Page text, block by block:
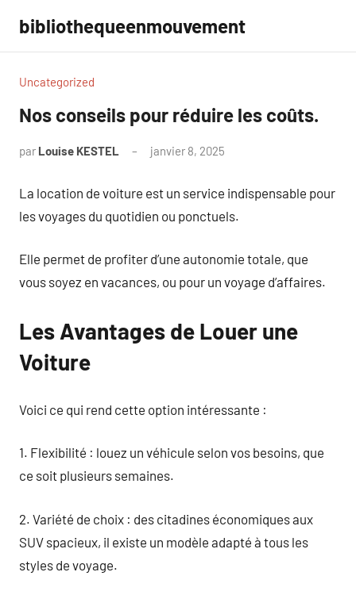
contenu
bibliothequeenmouvement
Uncategorized
Nos conseils pour réduire les coûts.
par Louise KESTEL janvier 8, 2025
La location de voiture est un service indispensable pour
les voyages du quotidien ou ponctuels.
Elle permet de profiter d’une autonomie totale, que
vous soyez en vacances, ou pour un voyage d’affaires.
Les Avantages de Louer une
Voiture
Voici ce qui rend cette option intéressante :
1. Flexibilité : louez un véhicule selon vos besoins, que
ce soit plusieurs semaines.
2. Variété de choix : des citadines économiques aux
SUV spacieux, il existe un modèle adapté à tous les
styles de voyage.